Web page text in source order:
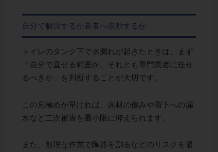
自分で解決するか業者へ依頼するか
トイレのタンク下で水漏れが起きたときは、まず
「自分で直せる範囲か、それとも専門業者に任せ
るべきか」を判断することが大切です。
この見極めが早ければ、床材の傷みや階下への漏
水など二次被害を最小限に抑えられます。
また、無理な作業で陶器を割るなどのリスクを避